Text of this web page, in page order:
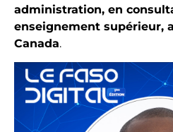
administration, en
enseignement supérieur,
Canada.